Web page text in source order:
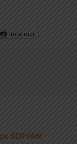
Imprimer
SERVAN